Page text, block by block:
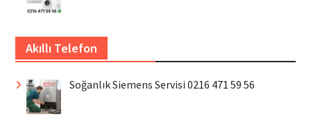
Akıllı Telefon
Soğanlık Siemens Servisi 0216 471 59 56